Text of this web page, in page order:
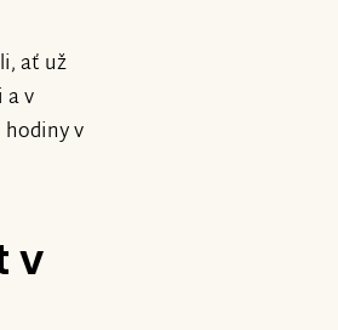
ať už
a v
hodiny v
v